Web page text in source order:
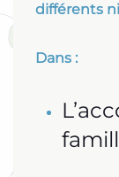
différents
Dans :